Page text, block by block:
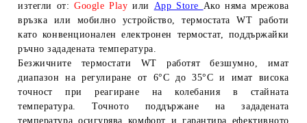
изтегли от:Google Play или App Store Ако няма мрежова
връзка или мобилно устройство, термостата WT работи
като конвенционален електронен термостат, поддържайки
ръчно зададената температура.
Безжичните термостати WT работят безшумно, имат
диапазон на регулиране от 6°С до 35°С и имат висока
точност при реагиране на колебания в стайната
температура. Точното поддържане на зададената
температура осигурява комфорт и гарантира ефективното